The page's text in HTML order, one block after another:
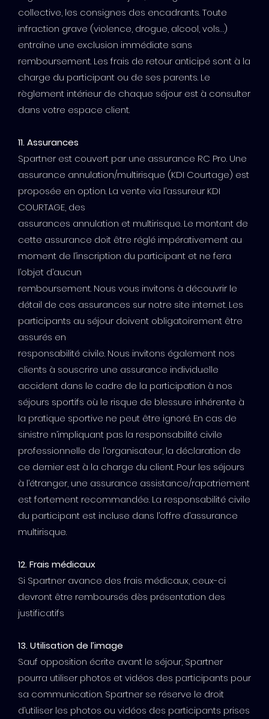
collective, les consignes des encadrants. Toute
infraction grave (violence, drogue, alcool, vols…)
entraîne une exclusion immédiate sans
remboursement. Les frais de retour anticipé sont à la
charge du participant ou de ses parents. Le
règlement intérieur de chaque séjour est à consulter
dans votre espace client.
11. Assurances
Spartner est couvert par une assurance RC Pro. Une
assurance annulation/multirisque (KDI Courtage) est
proposée en option. La vente via l’assureur KDI
COURTAGE, des
assurances annulation et multirisque. Le montant de
cette assurance doit être réglé impérativement au
moment de l’inscription du participant et ne fera
l’objet d’aucun
remboursement. Nous vous invitons à découvrir le
détail de ces assurances sur notre site internet. Les
participants au séjour doivent obligatoirement être
assurés en
responsabilité civile. Nous invitons également nos
clients à souscrire une assurance individuelle
accident dans le cadre de la participation à nos
séjours sportifs où le risque de blessure inhérente à
la pratique sportive ne peut être ignoré. En cas de
sinistre n’impliquant pas la responsabilité civile
professionnelle de l’organisateur, la déclaration de
ce dernier est à la charge du client. Pour les séjours
à l’étranger, une assurance assistance/rapatriement
est fortement recommandée. La responsabilité civile
du participant est incluse dans l’offre d’assurance
multirisque.
12. Frais médicaux
Si Spartner avance des frais médicaux, ceux-ci
devront être remboursés dès présentation des
justificatifs
13. Utilisation de l’image
Sauf opposition écrite avant le séjour, Spartner
pourra utiliser photos et vidéos des participants pour
sa communication. Spartner se réserve le droit
d’utiliser les photos ou vidéos des participants prises